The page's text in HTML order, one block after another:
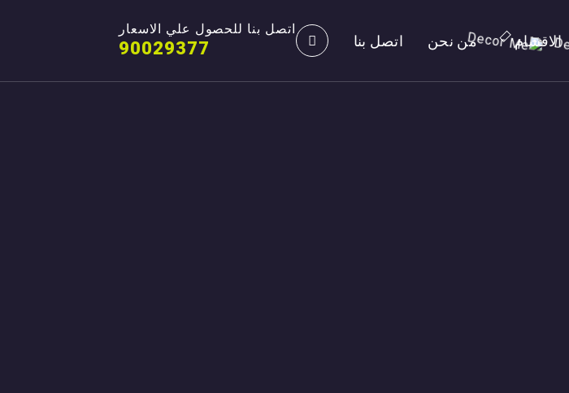
الاقسام من نحن اتصل بنا
اتصل بنا للحصول علي الاسعار
90029377